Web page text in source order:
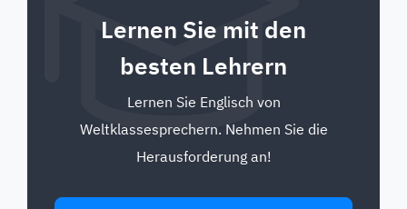
Lernen Sie mit den
besten Lehrern
Lernen Sie Englisch von
Weltklassesprechern. Nehmen Sie die
Herausforderung an!